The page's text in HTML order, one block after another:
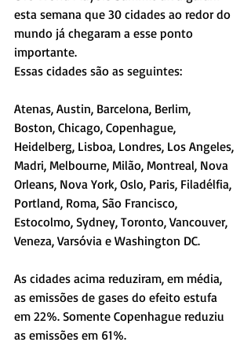
esta semana que 30 cidades ao redor do
mundo já chegaram a esse ponto
importante.
Essas cidades são as seguintes:
Atenas, Austin, Barcelona, Berlim,
Boston, Chicago, Copenhague,
Heidelberg, Lisboa, Londres, Los Angeles,
Madri, Melbourne, Milão, Montreal, Nova
Orleans, Nova York, Oslo, Paris, Filadélfia,
Portland, Roma, São Francisco,
Estocolmo, Sydney, Toronto, Vancouver,
Veneza, Varsóvia e Washington DC.
As cidades acima reduziram, em média,
as emissões de gases do efeito estufa
em 22%. Somente Copenhague reduziu
as emissões em 61%.